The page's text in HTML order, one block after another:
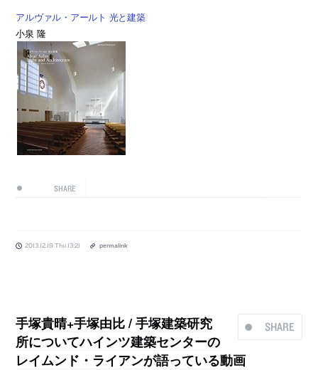
アルヴァル・アールト 光と建築
小泉 隆
SHARE
2013.12.19 Thu 13:21 permalink
SHARE
手塚貴晴+手塚由比 / 手塚建築研究
所についてハインツ建築センターの
レイムンド・ライアンが語っている動画